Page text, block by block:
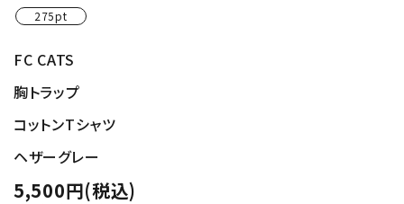
275pt
FC CATS
胸トラップ
コットンTシャツ
ヘザーグレー
5,500円(税込)